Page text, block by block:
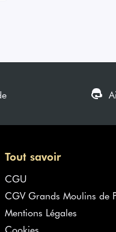
Tout savoir
CGU
CGV Grands Moulins de
Mentions Légales
Cookies